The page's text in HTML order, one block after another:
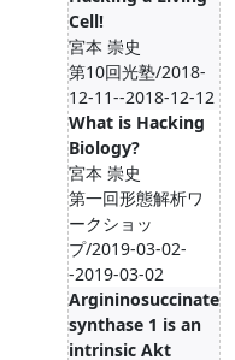
Cell!
宮本 崇史
第10回光塾/2018-
12-11--2018-12-12
What is Hacking
Biology?
宮本 崇史
第一回形態解析ワ
ークショッ
プ/2019-03-02-
-2019-03-02
Argininosuccinate
synthase 1 is an
intrinsic Akt